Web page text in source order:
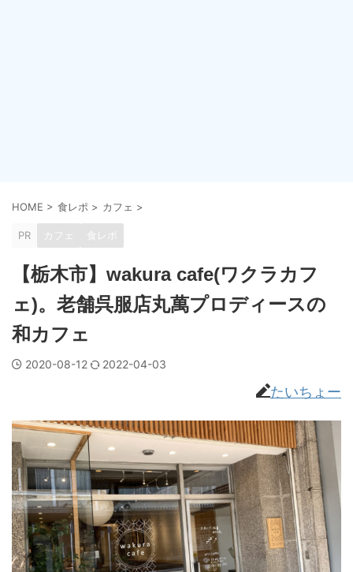
HOME > 食レポ > カフェ >
PR カフェ 食レポ
【栃木市】wakura cafe(ワクラカフ
ェ)。老舗呉服店丸萬プロディースの
和カフェ
2020-08-12 2022-04-03
たいちょー